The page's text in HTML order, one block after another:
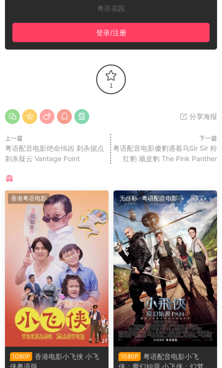
粤语花园
登录/注册
1
分享海报
上一篇
粤语配音电影绝命缉凶 刺杀据点
刺杀疑云 Vantage Point
下一篇
粤语配音电影傻豹遇着乌Sir Sir 粉
红豹 顽皮豹 The Pink Panther
香港粤语电影
1080P
香港电影小飞侠 小飞
无台标·粤语配音电影
1080P
粤语配音电影小飞